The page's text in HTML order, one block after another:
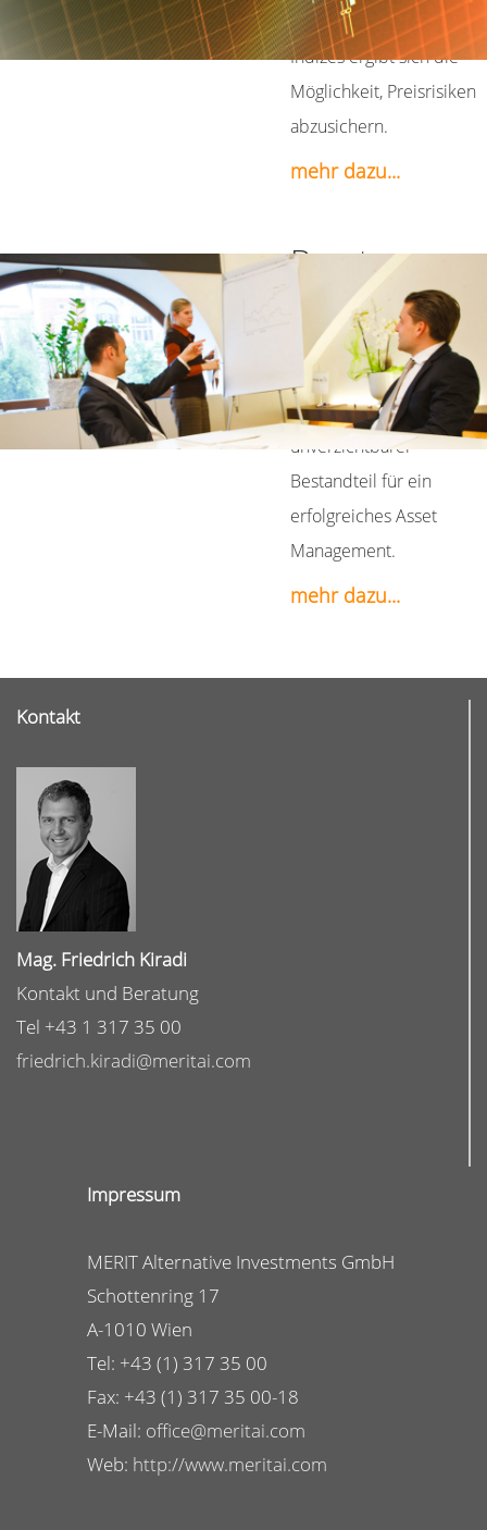
maßgeschneiderten
Indizes ergibt sich die
Möglichkeit, Preisrisiken
abzusichern.
mehr dazu...
Individuell abgestimmte
steuerliche Lösungen für
Alternative Investments
und Rohstoffe sind ein
unverzichtbarer
Bestandteil für ein
erfolgreiches Asset
Management.
mehr dazu...
Kontakt
Mag. Friedrich Kiradi
Kontakt und Beratung
Tel +43 1 317 35 00
friedrich.kiradi@meritai.com
Impressum
MERIT Alternative Investments GmbH
Schottenring 17
A-1010 Wien
Tel: +43 (1) 317 35 00
Fax: +43 (1) 317 35 00-18
E-Mail: office@meritai.com
Web: http://www.meritai.com